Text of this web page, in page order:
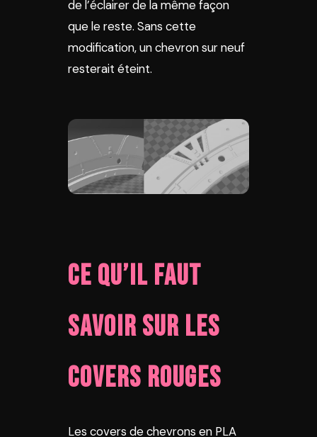
de l’éclairer de la même façon
que le reste. Sans cette
modification, un chevron sur neuf
resterait éteint.
Ce qu’il faut
savoir sur les
covers rouges
Les covers de chevrons en PLA